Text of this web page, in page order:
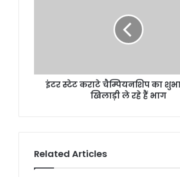
इंटर स्टेट कराटे चैम्पियनशिप का
खिलाड़ी ले रहे हैं भाग
Related Articles